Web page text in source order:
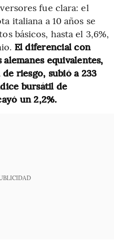
fue clara: el
italiana a 10 años se
básicos, hasta el 3,6%,
El diferencial con
equivalentes,
riesgo, subió a 233
bursátil de
un 2,2%.